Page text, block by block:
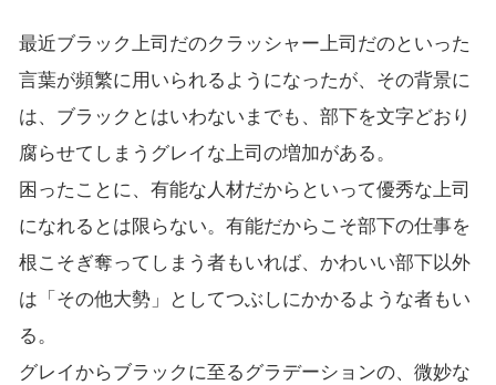
最近ブラック上司だのクラッシャー上司だのといった
言葉が頻繁に用いられるようになったが、その背景に
は、ブラックとはいわないまでも、部下を文字どおり
腐らせてしまうグレイな上司の増加がある。
困ったことに、有能な人材だからといって優秀な上司
になれるとは限らない。有能だからこそ部下の仕事を
根こそぎ奪ってしまう者もいれば、かわいい部下以外
は「その他大勢」としてつぶしにかかるような者もい
る。
グレイからブラックに至るグラデーションの、微妙な